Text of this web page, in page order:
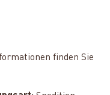
finden Sie